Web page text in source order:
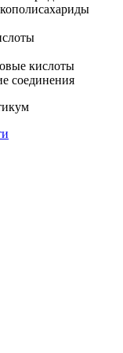
кислоты
соединения